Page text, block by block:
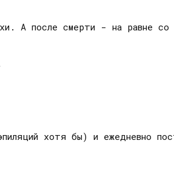
А после смерти - на равне со
хотя бы) и ежедневно